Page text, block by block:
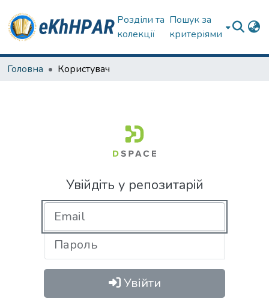
Розділи та
колекції
Пошук за
критеріями
Головна Користувач
Увійдіть у репозитарій
Увійти